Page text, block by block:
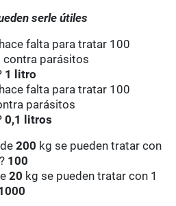
serle útiles
falta para tratar 100
contra parásitos
1 litro
falta para tratar 100
parásitos
0,1 litros
de200 kg se pueden tratar con
100
20 kg se pueden tratar con 1